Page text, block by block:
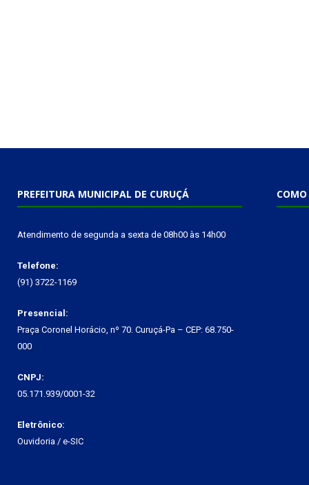
PREFEITURA MUNICIPAL DE CURUÇÁ
Atendimento de segunda a sexta de 08h00 às 14h00
Telefone:
(91) 3722-1169
Presencial:
Praça Coronel Horácio, nº 70. Curuçá-Pa – CEP: 68.750-
000
CNPJ:
05.171.939/0001-32
Eletrônico:
Ouvidoria / e-SIC
COMO